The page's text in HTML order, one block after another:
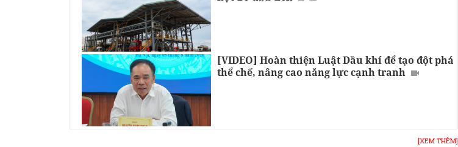
[VIDEO] Hoàn thiện Luật Dầu khí để tạo đột phá
thể chế, nâng cao năng lực cạnh tranh
[XEM THÊM]